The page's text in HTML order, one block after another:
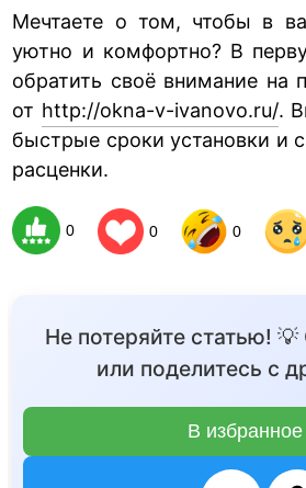
Мечтаете о том, чтобы в
уютно и комфортно? В
обратить своё внимание на
от http://okna-v-ivanovo.ru/.
быстрые сроки установки и
расценки.
0 0 0
Не потеряйте статью!
или поделитесь с
В избранное